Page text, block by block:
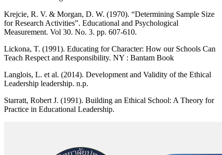
Krejcie, R. V. & Morgan, D. W. (1970). “Determining Sample Size
for Research Activities”. Educational and Psychological
Measurement. Vol 30. No. 3. pp. 607-610.
Lickona, T. (1991). Educating for Character: How our Schools Can
Teach Respect and Responsibility. NY : Bantam Book
Langlois, L. et al. (2014). Development and Validity of the Ethical
Leadership leadership. n.p.
Starratt, Robert J. (1991). Building an Ethical School: A Theory for
Practice in Educational Leadership.